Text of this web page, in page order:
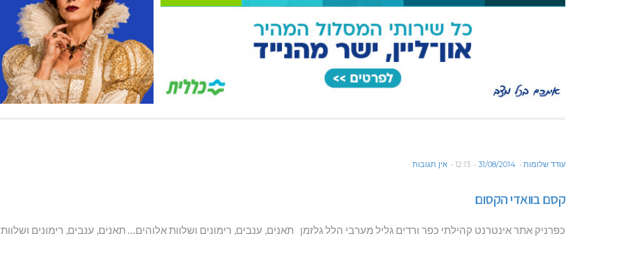
עודד שלומות 31/08/2014
12:13 אין תגובות
קסם בוואדי הקסום
כפרניק אתר אינטרנט קהילתי כפר ורדים גליל מערבי הלל גלזמן תאנים, ענבים, רימונים ושלוות אלוהים… תאנים, ענבים, רימונים ושלוות